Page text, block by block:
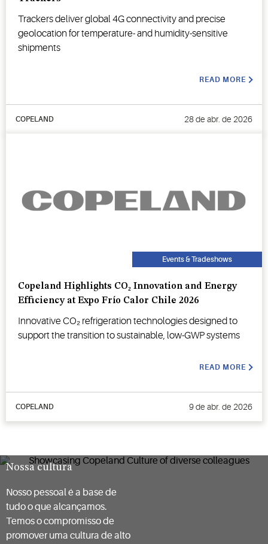
Trackers deliver global 4G connectivity and precise
geolocation for temperature- and humidity-sensitive
shipments
READ MORE
COPELAND 28 de abr. de 2026
Events & Tradeshows
Copeland Highlights CO₂ Innovation and Energy
Efficiency at Expo Frío Calor Chile 2026
Innovative CO₂ refrigeration technologies designed to
support the transition to sustainable, low-GWP systems
READ MORE
COPELAND 9 de abr. de 2026
Nossa cultura
Nosso pessoal é a base de
tudo o que alcançamos.
Temos o compromisso de
promover uma cultura de alto